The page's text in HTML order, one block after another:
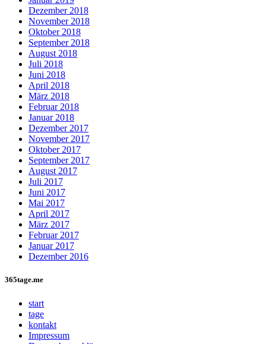
Dezember 2018
November 2018
Oktober 2018
September 2018
August 2018
Juli 2018
Juni 2018
April 2018
März 2018
Februar 2018
Januar 2018
Dezember 2017
November 2017
Oktober 2017
September 2017
August 2017
Juli 2017
Juni 2017
Mai 2017
April 2017
März 2017
Februar 2017
Januar 2017
Dezember 2016
365tage.me
start
tage
kontakt
Impressum